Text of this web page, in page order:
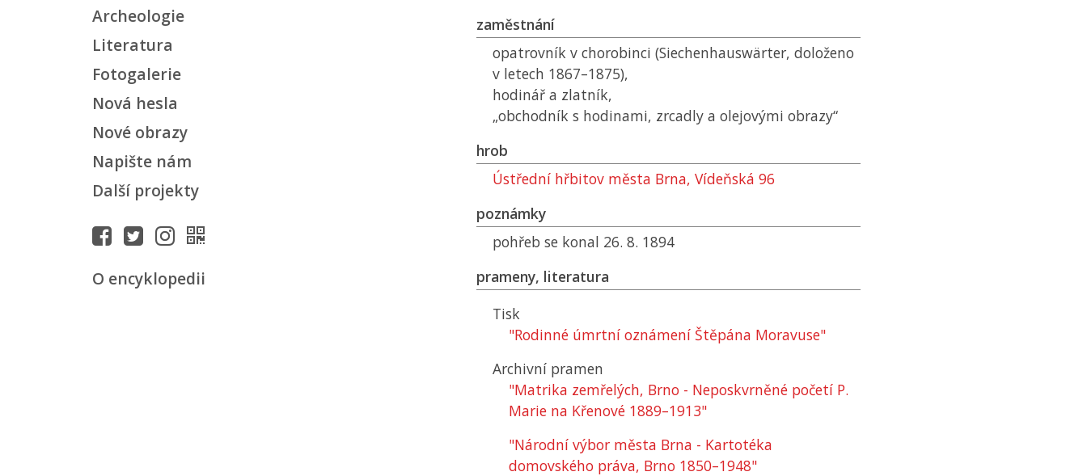
Archeologie
Literatura
Fotogalerie
Nová hesla
Nové obrazy
Napište nám
Další projekty
O encyklopedii
zaměstnání
opatrovník v chorobinci (Siechenhauswärter, doloženo
v letech 1867–1875),
hodinář a zlatník,
„obchodník s hodinami, zrcadly a olejovými obrazy“
hrob
Ústřední hřbitov města Brna, Vídeňská 96
poznámky
pohřeb se konal 26. 8. 1894
prameny, literatura
Tisk
"Rodinné úmrtní oznámení Štěpána Moravuse"
Archivní pramen
"Matrika zemřelých, Brno - Neposkvrněné početí P.
Marie na Křenové 1889–1913"
"Národní výbor města Brna - Kartotéka
domovského práva, Brno 1850–1948"